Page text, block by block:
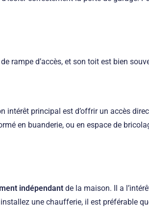
rampe d’accès, et son toit est bien
intérêt principal est d’offrir un accès
en buanderie, ou en espace de
indépendant de la maison. Il a
une chaufferie, il est préférable